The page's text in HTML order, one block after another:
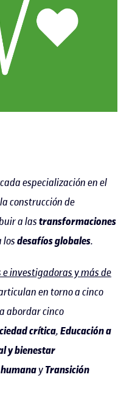
especialización en el
construcción de
a lastransformaciones
losdesafíos globales.
investigadoras y más de
en torno a cinco
abordar cinco
crítica,Educación a
y bienestar
yTransición